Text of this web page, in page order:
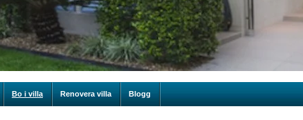
Bo i villa Renovera villa Blogg